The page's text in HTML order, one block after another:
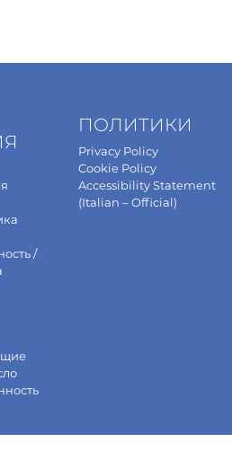
/
ПОЛИТИКИ
Privacy Policy
Cookie Policy
Accessibility Statement
(Italian – Official)